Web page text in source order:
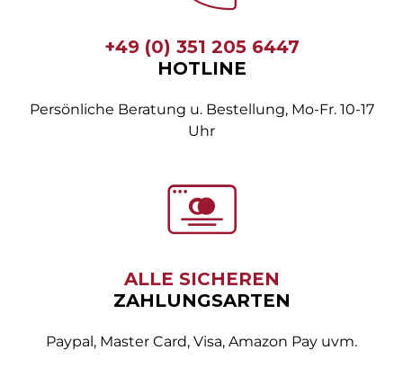
+49 (0) 351 205 6447
HOTLINE
Persönliche Beratung u. Bestellung, Mo-Fr. 10-17
Uhr
ALLE SICHEREN
ZAHLUNGSARTEN
Paypal, Master Card, Visa, Amazon Pay uvm.